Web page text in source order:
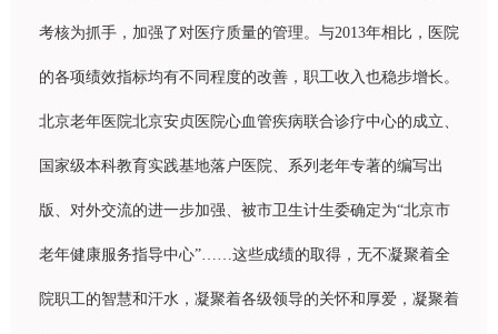
考核为抓手，加强了对 医疗质量的管理。与2013年相比，医院
的各项绩效指标均有不同程度的改善， 职工收入也稳步增长。
北京老年医院北京安贞 医院心血管疾病联合诊疗中心的成立、
国家级本科教育实践基地落 户 医院、系列老年专著的编写出
版、 对外交流的进一步加强、被市卫生计生委确定为“北京市
老年健康服务指导中心”……这些成绩的取得，无不凝聚着全
院职工的智慧和汗水，凝聚着各级领导的关怀和厚爱 ，凝聚着